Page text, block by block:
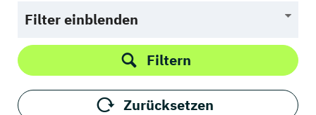
Filter einblenden
Filtern
Zurücksetzen